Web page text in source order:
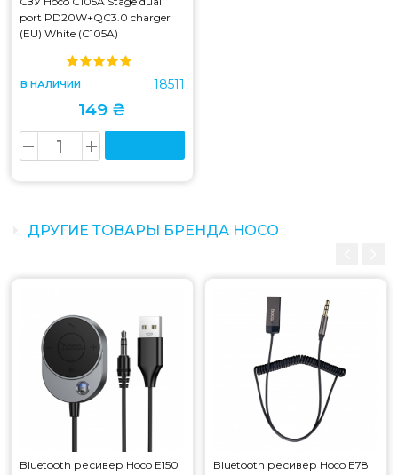
port PD20W+QC3.0 charger
(EU) White (C105A)
В НАЛИЧИИ 18511
149 ₴
ДРУГИЕ ТОВАРЫ БРЕНДА HOCO
Bluetooth ресивер Hoco E150
Bluetooth ресивер Hoco E78